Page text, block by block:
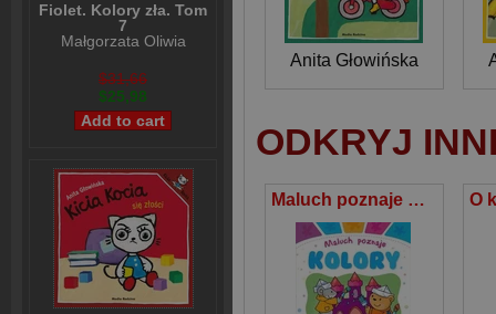
Fiolet. Kolory zła. Tom
7
Małgorzata Oliwia
$31,66
$25,98
Anita Głowińska
ODKRYJ
Maluch poznaje Kolory Książeczka z naklejkami wielokrotnego użytku